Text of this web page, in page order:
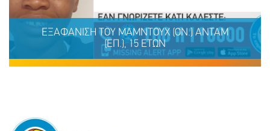
ΕΞΑΦΑΝΙΣΗ TOY ΜΑΜΝΤΟΥΧ (ΟΝ.) ΑΝΤΑΜ
(ΕΠ.), 15 ΕΤΩΝ